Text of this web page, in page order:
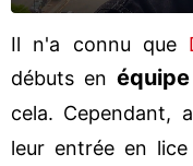
Il n'a connu que
débuts en
cela. Cependant,
leur entrée en